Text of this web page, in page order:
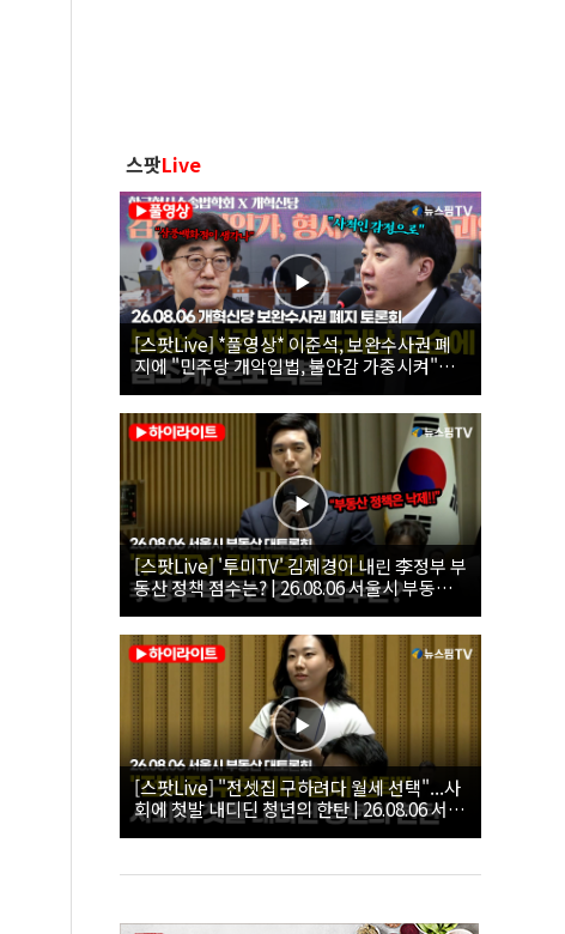
스팟Live
[스팟Live] *풀영상* 이준석, 보완수사권 폐
지에 "민주당 개악입법, 불안감 가중시켜"｜
26.08.06 개혁신당 보완수사권 폐지 토론회
[스팟Live] '투미TV' 김제경이 내린 李정부 부
동산 정책 점수는? | 26.08.06 서울시 부동산
대토론회
[스팟Live] "전셋집 구하려다 월세 선택"...사
회에 첫발 내디딘 청년의 한탄 | 26.08.06 서울
시 부동산 대토론회